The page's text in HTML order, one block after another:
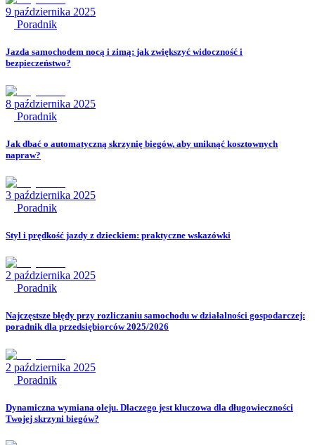
9 października 2025
Poradnik
Jazda samochodem nocą i zimą: jak zwiększyć widoczność i
bezpieczeństwo?
8 października 2025
Poradnik
Jak dbać o automatyczną skrzynię biegów, aby uniknąć kosztownych
napraw?
3 października 2025
Poradnik
Styl i prędkość jazdy z dzieckiem: praktyczne wskazówki
2 października 2025
Poradnik
Najczęstsze błędy przy rozliczaniu samochodu w działalności gospodarczej:
poradnik dla przedsiębiorców 2025/2026
2 października 2025
Poradnik
Dynamiczna wymiana oleju. Dlaczego jest kluczowa dla długowieczności
Twojej skrzyni biegów?